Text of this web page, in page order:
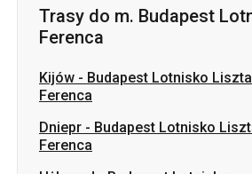
Dniepr-Budapest Lotnisko Liszta
Użhorod-Budapest Lotnisko
Liszta Ferenca
Iwano-Frankiwsk-Budapest
Lotnisko Liszta Ferenca